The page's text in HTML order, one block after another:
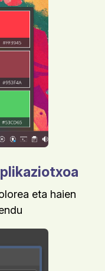
eta haien